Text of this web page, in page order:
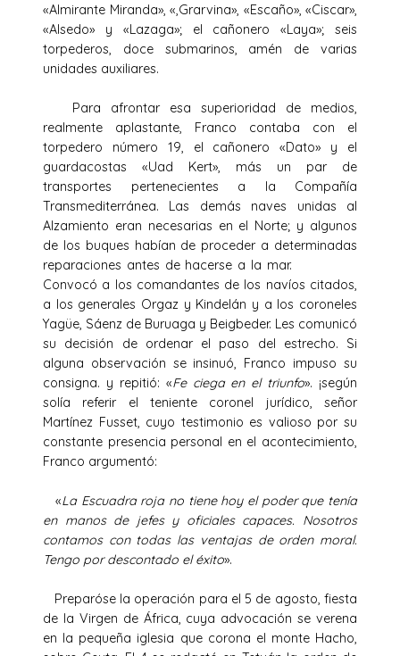
«Almirante Miranda», «,Grarvina», «Escaño», «Ciscar»,
«Alsedo» y «Lazaga»; el cañonero «Laya»; seis
torpederos, doce submarinos, amén de varias
unidades auxiliares.
Para afrontar esa superioridad de medios,
realmente aplastante, Franco contaba con el
torpedero número 19, el cañonero «Dato» y el
guardacostas «Uad Kert», más un par de
transportes pertenecientes a la Compañía
Transmediterránea. Las demás naves unidas al
Alzamiento eran necesarias en el Norte; y algunos
de los buques habían de proceder a determinadas
reparaciones antes de hacerse a la mar.
Convocó a los comandantes de los navíos citados,
a los generales Orgaz y Kindelán y a los coroneles
Yagüe, Sáenz de Buruaga y Beigbeder. Les comunicó
su decisión de ordenar el paso del estrecho. Si
alguna observación se insinuó, Franco impuso su
consigna. y repitió: «Fe ciega en el triunfo». ¡según
solía referir el teniente coronel jurídico, señor
Martínez Fusset, cuyo testimonio es valioso por su
constante presencia personal en el acontecimiento,
Franco argumentó:
«La Escuadra roja no tiene hoy el poder que tenía
en manos de jefes y oficiales capaces. Nosotros
contamos con todas las ventajas de orden moral.
Tengo por descontado el éxito».
Preparóse la operación para el 5 de agosto, fiesta
de la Virgen de África, cuya advocación se verena
en la pequeña iglesia que corona el monte Hacho,